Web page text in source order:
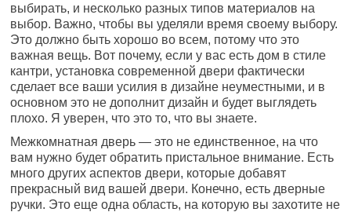
выбирать, и несколько разных типов материалов на
выбор. Важно, чтобы вы уделяли время своему выбору.
Это должно быть хорошо во всем, потому что это
важная вещь. Вот почему, если у вас есть дом в стиле
кантри, установка современной двери фактически
сделает все ваши усилия в дизайне неуместными, и в
основном это не дополнит дизайн и будет выглядеть
плохо. Я уверен, что это то, что вы знаете.
Межкомнатная дверь — это не единственное, на что
вам нужно будет обратить пристальное внимание. Есть
много других аспектов двери, которые добавят
прекрасный вид вашей двери. Конечно, есть дверные
ручки. Это еще одна область, на которую вы захотите не